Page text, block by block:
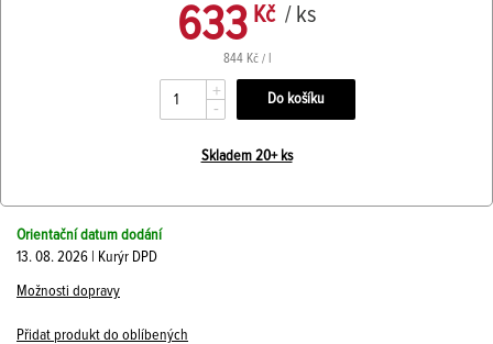
633Kč / ks
844 Kč / l
+
-
Skladem 20+ ks
Orientační datum dodání
13. 08. 2026 | Kurýr DPD
Možnosti dopravy
Přidat produkt do oblíbených